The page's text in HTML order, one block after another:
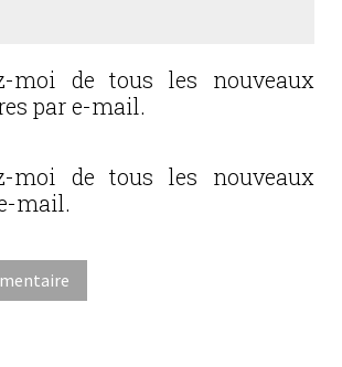
moi de tous les nouveaux
par e-mail.
moi de tous les nouveaux
mail.